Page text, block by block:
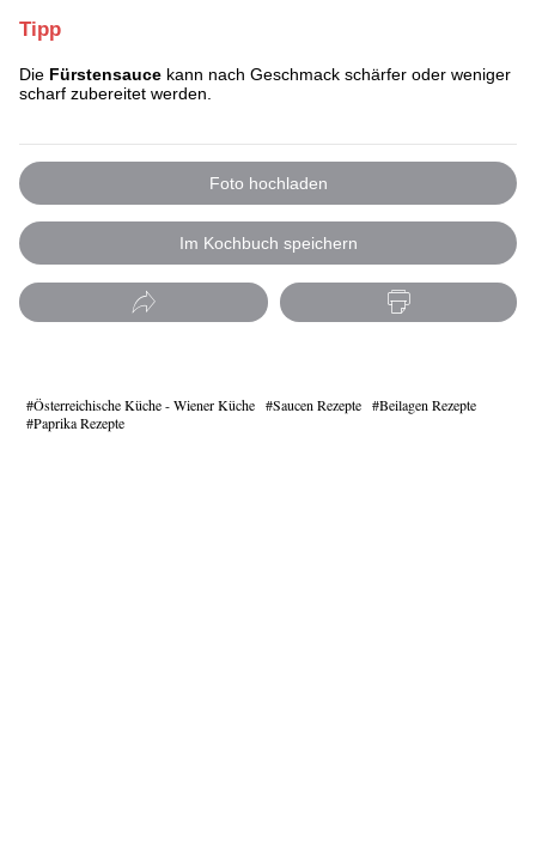
Tipp
Die Fürstensauce kann nach Geschmack schärfer oder weniger
scharf zubereitet werden.
Foto hochladen
Im Kochbuch speichern
Österreichische Küche - Wiener Küche Saucen Rezepte
Beilagen Rezepte
Paprika Rezepte